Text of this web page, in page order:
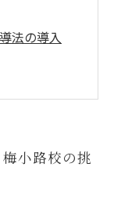
法の導入
とは？
小路校の挑